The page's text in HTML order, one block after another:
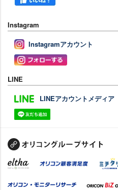
Instagram
Instagramアカウント
LINE
LINEアカウントメディア